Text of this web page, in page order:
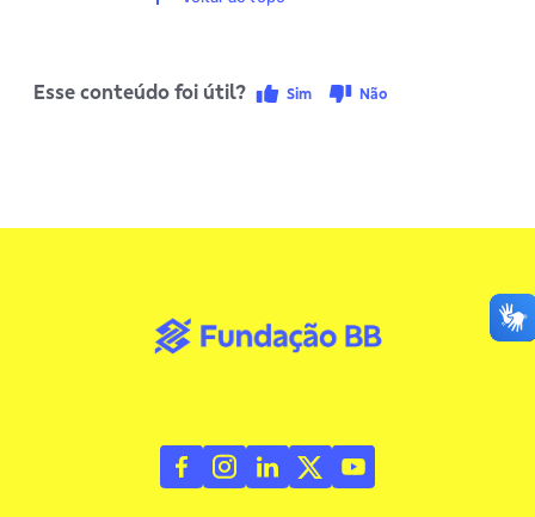
Esse conteúdo foi útil? Sim Não